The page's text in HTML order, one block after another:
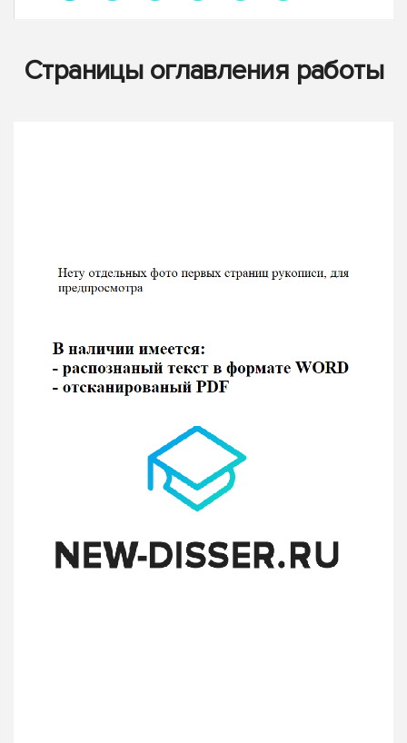
Страницы оглавления работы